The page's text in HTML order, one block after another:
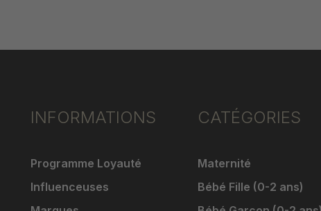
INFORMATIONS
Programme Loyauté
Influenceuses
CATÉGORIES
Maternité
Bébé Fille (0-2 ans)